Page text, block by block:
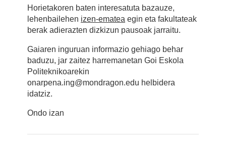
Horietakoren baten interesatuta bazauze,
lehenbailehen izen-ematea egin eta fakultateak
berak adierazten dizkizun pausoak jarraitu.
Gaiaren inguruan informazio gehiago behar
baduzu, jar zaitez harremanetan Goi Eskola
Politeknikoarekin
onarpena.ing@mondragon.edu helbidera
idatziz.
Ondo izan